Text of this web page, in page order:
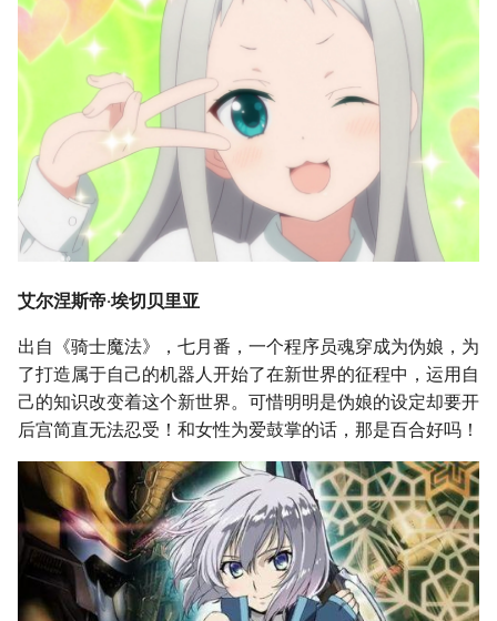
艾尔涅斯帝·埃切贝里亚
出自《骑士魔法》，七月番，一个程序员魂穿成为伪娘，为
了打造属于自己的机器人开始了在新世界的征程中，运用自
己的知识改变着这个新世界。可惜明明是伪娘的设定却要开
后宫简直无法忍受！和女性为爱鼓掌的话，那是百合好吗！